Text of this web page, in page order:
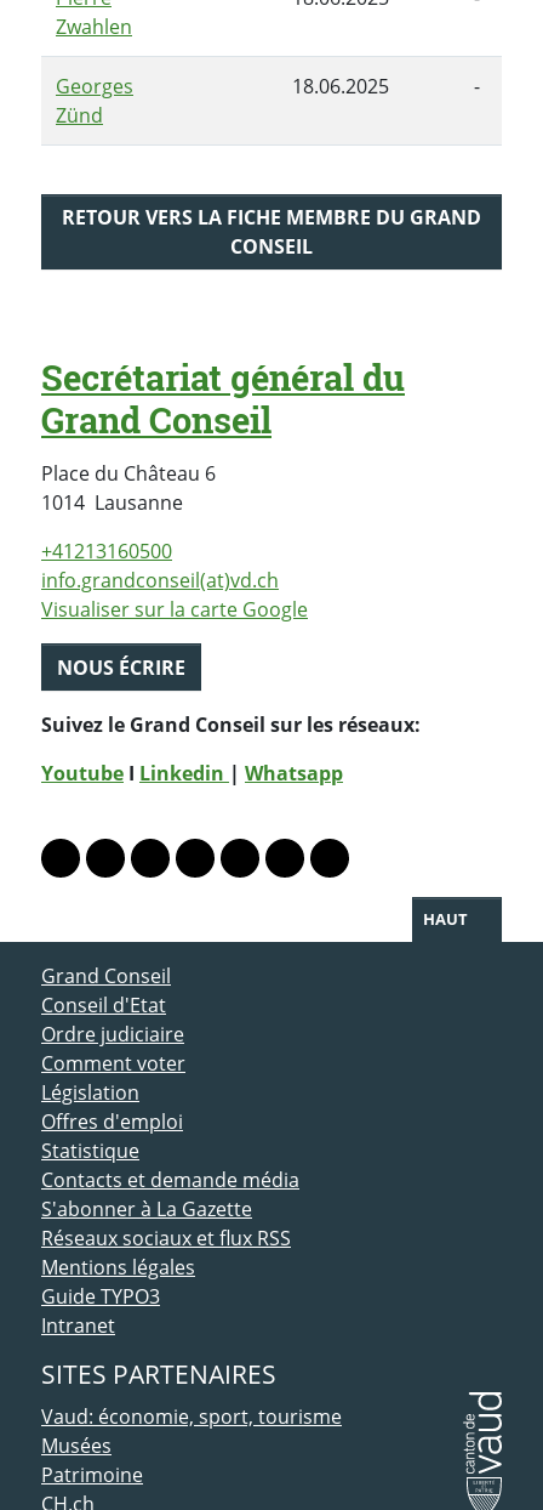
Zwahlen
Georges
Zünd
18.06.2025 -
RETOUR VERS LA FICHE MEMBRE DU GRAND
CONSEIL
Secrétariat général du
Grand Conseil
Place du Château 6
1014 LausanneSuisse
+41213160500
info.grandconseil(at)vd.ch
Visualiser sur la carte Google
NOUS ÉCRIRE
Suivez le Grand Conseil sur les réseaux:
Youtube I Linkedin | Whatsapp
Lien vers le profil Mastodon
Lien vers le profil Bluesky
Lien vers le profil Instagram
Lien vers le profil Linkedin
Lien vers le profil Facebook
Lien vers le profil Twitter
Partager par WhatsApp
HAUT
ACCÈS DIRECT
Grand Conseil
Conseil d'Etat
Ordre judiciaire
Comment voter
Législation
Offres d'emploi
Statistique
Contacts et demande média
S'abonner à La Gazette
Réseaux sociaux et flux RSS
Mentions légales
Guide TYPO3
Intranet
SITES PARTENAIRES
Vaud: économie, sport, tourisme
Musées
Patrimoine
CH.ch